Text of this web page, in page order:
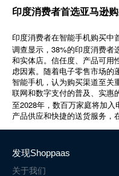
印度消费者首选亚马逊
印度消费者在智能手机购买中
调查显示， 38%的印度消费者
和实体店。信任度、产品可用
虑因素。随着电子零售市场的
智能手机，认为购买渠道至关
联网和数字支付的普及、实惠
至2028年，数百万家庭将加入
产品供应和快捷的送货服务，
发现Shoppaas
关于我们